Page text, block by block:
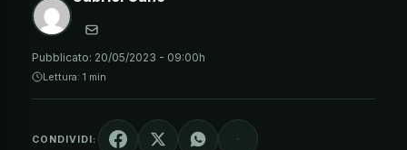
Pubblicato: 20/05/2023 - 09:00h
Lettura: 1 min
CONDIVIDI: